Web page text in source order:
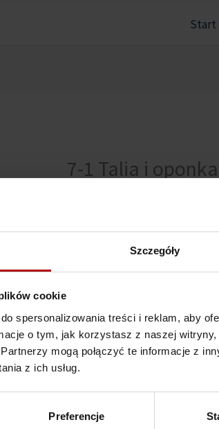
Szczegóły
cookie
spersonalizowania treści i reklam, aby
o tym, jak korzystasz z naszej
mogą połączyć te informacje z
z ich usług.
Preferencje
Start
7-1 Talia i
Nie można pokazać tej sekcji,